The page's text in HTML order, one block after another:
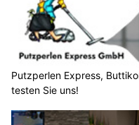
Putzperlen Express,
testen Sie uns!